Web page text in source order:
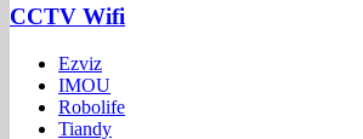
CCTV Wifi
Ezviz
IMOU
Robolife
Tiandy